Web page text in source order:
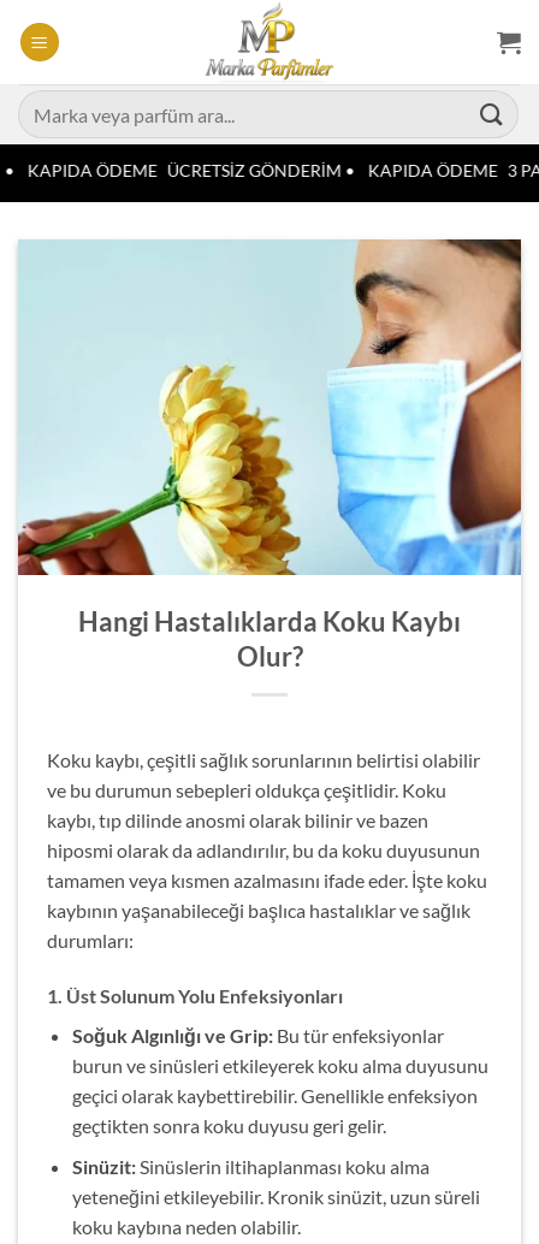
atla
Ara:
KAPIDA ÖDEME ÜCRETSİZ GÖNDERİM • KAPIDA ÖDEME 3
Hangi Hastalıklarda Koku Kaybı
Olur?
Koku kaybı, çeşitli sağlık sorunlarının belirtisi olabilir
ve bu durumun sebepleri oldukça çeşitlidir. Koku
kaybı, tıp dilinde anosmi olarak bilinir ve bazen
hiposmi olarak da adlandırılır, bu da koku duyusunun
tamamen veya kısmen azalmasını ifade eder. İşte koku
kaybının yaşanabileceği başlıca hastalıklar ve sağlık
durumları:
1. Üst Solunum Yolu Enfeksiyonları
Soğuk Algınlığı ve Grip:Bu tür enfeksiyonlar
burun ve sinüsleri etkileyerek koku alma duyusunu
geçici olarak kaybettirebilir. Genellikle enfeksiyon
geçtikten sonra koku duyusu geri gelir.
Sinüzit:Sinüslerin iltihaplanması koku alma
yeteneğini etkileyebilir. Kronik sinüzit, uzun süreli
koku kaybına neden olabilir.